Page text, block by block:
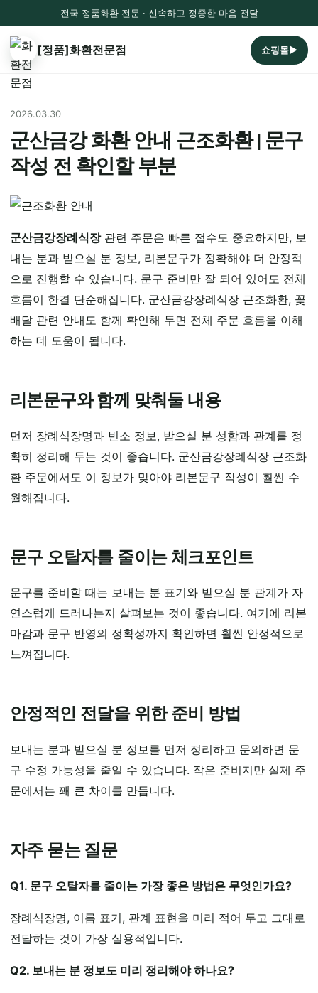
전국 정품화환 전문 · 신속하고 정중한 마음 전달
[정품]화환전문점 쇼핑몰▶
2026.03.30
군산금강 화환 안내 근조화환 | 문구
작성 전 확인할 부분
군산금강장례식장관련 주문은 빠른 접수도 중요하지만, 보
내는 분과 받으실 분 정보, 리본문구가 정확해야 더 안정적
으로 진행할 수 있습니다. 문구 준비만 잘 되어 있어도 전체
흐름이 한결 단순해집니다. 군산금강장례식장 근조화환, 꽃
배달 관련 안내도 함께 확인해 두면 전체 주문 흐름을 이해
하는 데 도움이 됩니다.
리본문구와 함께 맞춰둘 내용
먼저 장례식장명과 빈소 정보, 받으실 분 성함과 관계를 정
확히 정리해 두는 것이 좋습니다. 군산금강장례식장 근조화
환 주문에서도 이 정보가 맞아야 리본문구 작성이 훨씬 수
월해집니다.
문구 오탈자를 줄이는 체크포인트
문구를 준비할 때는 보내는 분 표기와 받으실 분 관계가 자
연스럽게 드러나는지 살펴보는 것이 좋습니다. 여기에 리본
마감과 문구 반영의 정확성까지 확인하면 훨씬 안정적으로
느껴집니다.
안정적인 전달을 위한 준비 방법
보내는 분과 받으실 분 정보를 먼저 정리하고 문의하면 문
구 수정 가능성을 줄일 수 있습니다. 작은 준비지만 실제 주
문에서는 꽤 큰 차이를 만듭니다.
자주 묻는 질문
Q1. 문구 오탈자를 줄이는 가장 좋은 방법은 무엇인가요?
장례식장명, 이름 표기, 관계 표현을 미리 적어 두고 그대로
전달하는 것이 가장 실용적입니다.
Q2. 보내는 분 정보도 미리 정리해야 하나요?